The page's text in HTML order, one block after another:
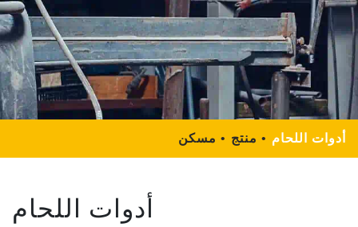
مسكن منتج أدوات اللحام
أدوات اللحام